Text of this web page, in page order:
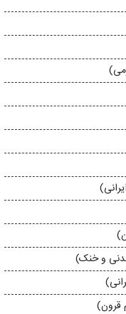
و خنک)
قرون)